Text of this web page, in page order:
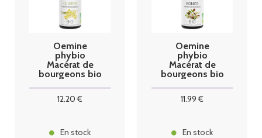
Oemine
phybio
Macérat de
bourgeons bio
12.20 €
En stock
Oemine
phybio
Macérat de
bourgeons bio
11.99 €
En stock